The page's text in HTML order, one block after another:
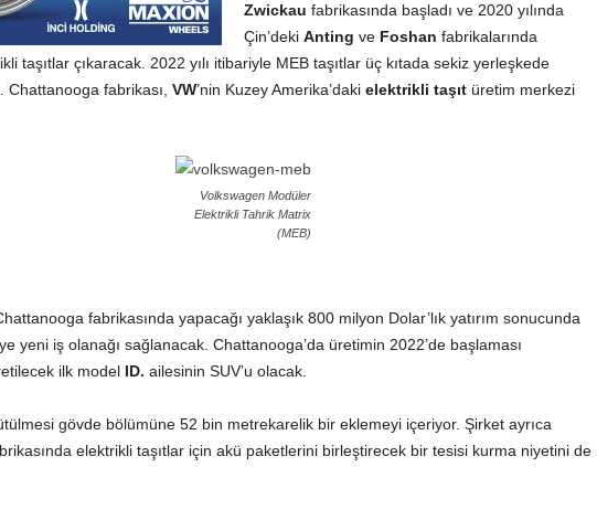
Zwickau fabrikasında başladı ve 2020 yılında
Çin’deki Anting ve Foshan fabrikalarında
taşıtlar çıkaracak. 2022 yılı itibariyle MEB taşıtlar üç kıtada sekiz yerleşkede
Chattanooga fabrikası, VW’nin Kuzey Amerika’daki elektrikli taşıtüretim merkezi
Volkswagen Modüler
Elektrikli Tahrik Matrix
(MEB)
fabrikasında yapacağı yaklaşık 800 milyon Dolar’lık yatırım sonucunda
yeni iş olanağı sağlanacak. Chattanooga’da üretimin 2022’de başlaması
ilk model ID. ailesinin SUV’u olacak.
gövde bölümüne 52 bin metrekarelik bir eklemeyi içeriyor. Şirket ayrıca
elektrikli taşıtlar için akü paketlerini birleştirecek bir tesisi kurma niyetini de